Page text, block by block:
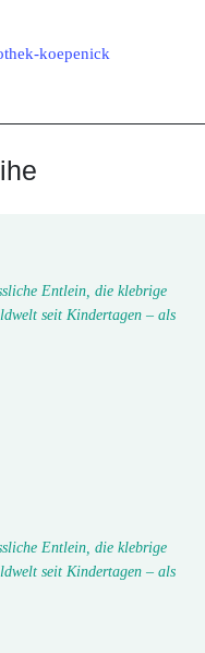
koepenick
Entlein, die klebrige
seit Kindertagen – als
Entlein, die klebrige
seit Kindertagen – als